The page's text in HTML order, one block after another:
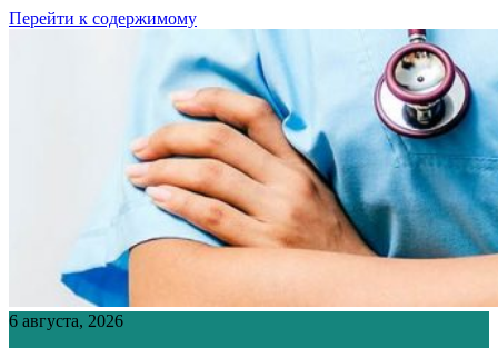
Перейти к содержимому
6 августа, 2026